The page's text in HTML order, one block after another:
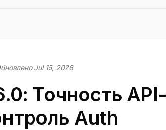
Jul 15, 2026
Точность API-
Auth